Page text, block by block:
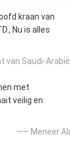
kraan van
Nu is alles
van Saudi-Arabië
met
veilig en
—— Meneer Ali